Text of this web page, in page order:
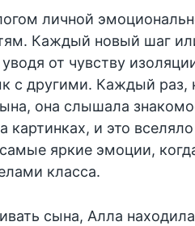
личной
Каждый новый шаг
от чувству
с другими. Каждый раз,
она слышала
картинках, и это вселяло
яркие эмоции,
класса.
сына, Алла